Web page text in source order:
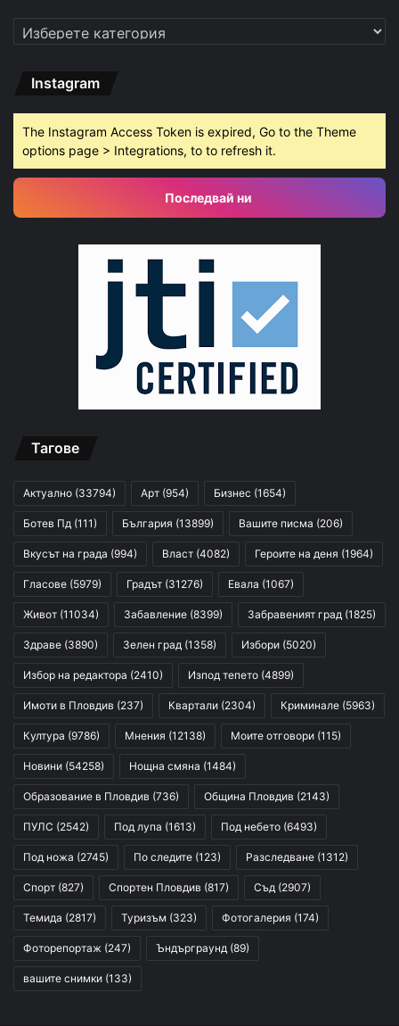
Категории
Instagram
The Instagram Access Token is expired, Go to the Theme
options page > Integrations, to to refresh it.
Последвай ни
Тагове
Актуално (33794) Арт (954) Бизнес (1654)
Ботев Пд (111) България (13899) Вашите писма (206)
Вкусът на града (994) Власт (4082) Героите на деня (1964)
Гласове (5979) Градът (31276) Евала (1067)
Живот (11034) Забавление (8399) Забравеният град (1825)
Здраве (3890) Зелен град (1358) Избори (5020)
Избор на редактора (2410) Изпод тепето (4899)
Имоти в Пловдив (237) Квартали (2304) Криминале (5963)
Култура (9786) Мнения (12138) Моите отговори (115)
Новини (54258) Нощна смяна (1484)
Образование в Пловдив (736) Община Пловдив (2143)
ПУЛС (2542) Под лупа (1613) Под небето (6493)
Под ножа (2745) По следите (123) Разследване (1312)
Спорт (827) Спортен Пловдив (817) Съд (2907)
Темида (2817) Туризъм (323) Фотогалерия (174)
Фоторепортаж (247) Ъндърграунд (89)
вашите снимки (133)